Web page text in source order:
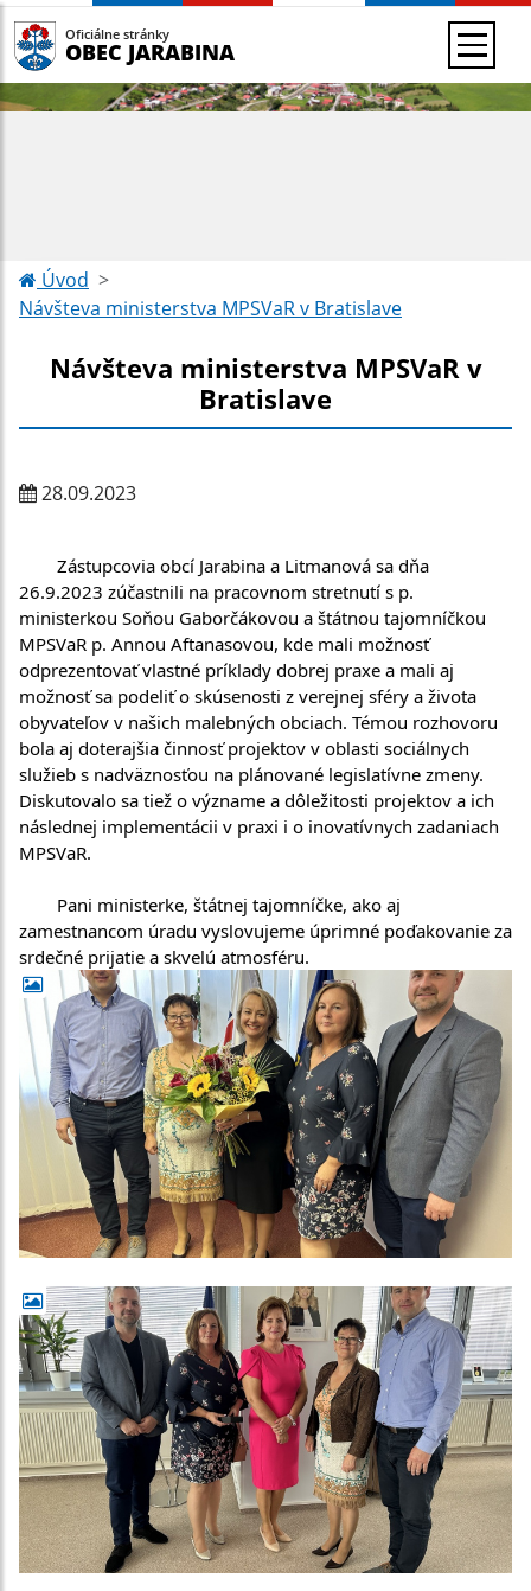
Oficiálne stránky
OBEC JARABINA
Úvod
Návšteva ministerstva MPSVaR v Bratislave
Návšteva ministerstva MPSVaR v
Bratislave
28.09.2023
26.9.2023 zúčastnili na pracovnom stretnutí s p.
ministerkou Soňou Gaborčákovou a štátnou tajomníčkou
MPSVaR p. Annou Aftanasovou, kde mali možnosť
odprezentovať vlastné príklady dobrej praxe a mali aj
možnosť sa podeliť o skúsenosti z verejnej sféry a života
obyvateľov v našich malebných obciach. Témou rozhovoru
bola aj doterajšia činnosť projektov v oblasti sociálnych
služieb s nadväznosťou na plánované legislatívne zmeny.
Diskutovalo sa tiež o význame a dôležitosti projektov a ich
následnej implementácii v praxi i o inovatívnych zadaniach
MPSVaR.
zamestnancom úradu vyslovujeme úprimné poďakovanie za
srdečné prijatie a skvelú atmosféru.